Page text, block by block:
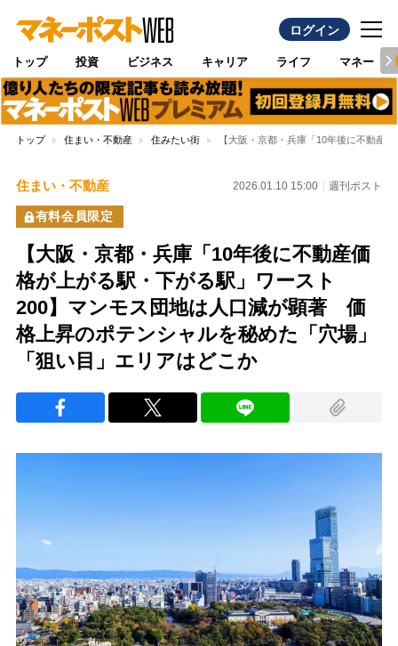
ログイン
トップ 投資 ビジネス キャリア ライフ マネー
トップ 住まい・不動産 住みたい街 【大阪・京都・兵庫「10年後に不動産
住まい・不動産 2026.01.10 15:00 週刊ポスト
有料会員限定
【大阪・京都・兵庫「10年後に不動産価
格が上がる駅・下がる駅」ワースト
200】マンモス団地は人口減が顕著 価
格上昇のポテンシャルを秘めた「穴場」
「狙い目」エリアはどこか